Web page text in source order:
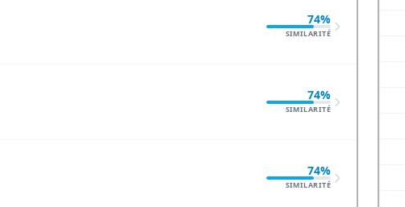
74%
SIMILARITÉ
74%
SIMILARITÉ
74%
SIMILARITÉ